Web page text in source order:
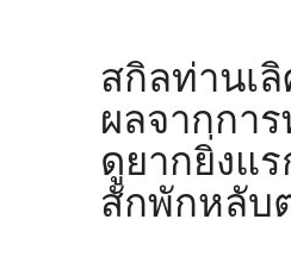
สกิลท่านเ
ผลจากกา
ดูยากยิ่งแ
สักพักหลับ